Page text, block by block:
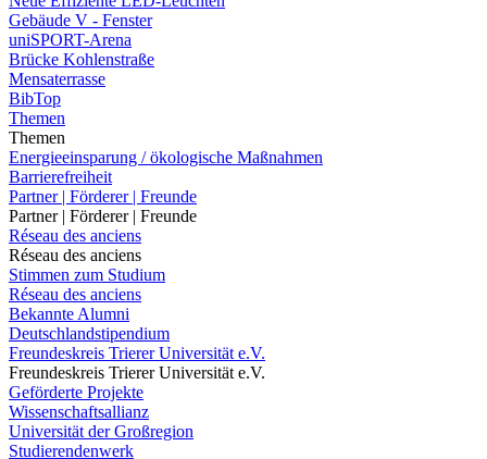
Gebäude V - Fenster
uniSPORT-Arena
Brücke Kohlenstraße
Mensaterrasse
BibTop
Themen
Themen
Energieeinsparung / ökologische Maßnahmen
Barrierefreiheit
Partner | Förderer | Freunde
Partner | Förderer | Freunde
Réseau des anciens
Réseau des anciens
Stimmen zum Studium
Réseau des anciens
Bekannte Alumni
Deutschlandstipendium
Freundeskreis Trierer Universität e.V.
Freundeskreis Trierer Universität e.V.
Geförderte Projekte
Wissenschaftsallianz
Universität der Großregion
Studierendenwerk